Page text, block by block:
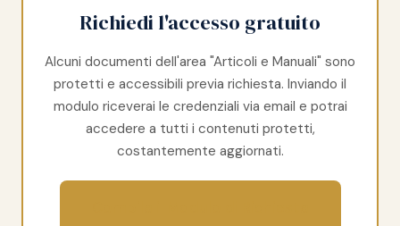
Richiedi l'accesso gratuito
Alcuni documenti dell'area "Articoli e Manuali" sono
protetti e accessibili previa richiesta. Inviando il
modulo riceverai le credenziali via email e potrai
accedere a tutti i contenuti protetti,
costantemente aggiornati.